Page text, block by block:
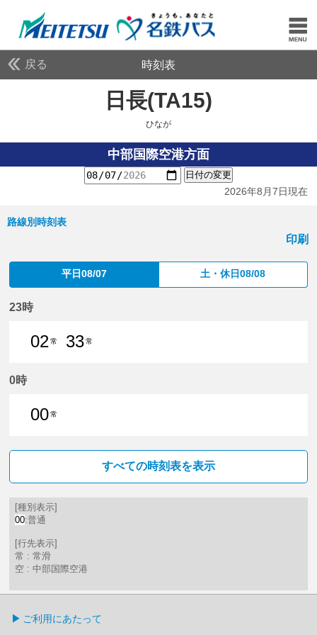
戻る 時刻表
日長(TA15)
ひなが
中部国際空港方面
日付の変更
2026年8月7日現在
路線別時刻表
印刷
平日08/07 土・休日08/08
23時
02常
33常
0時
00常
すべての時刻表を表示
[種別表示]
00:普通
[行先表示]
常 : 常滑
空 : 中部国際空港
ご利用にあたって